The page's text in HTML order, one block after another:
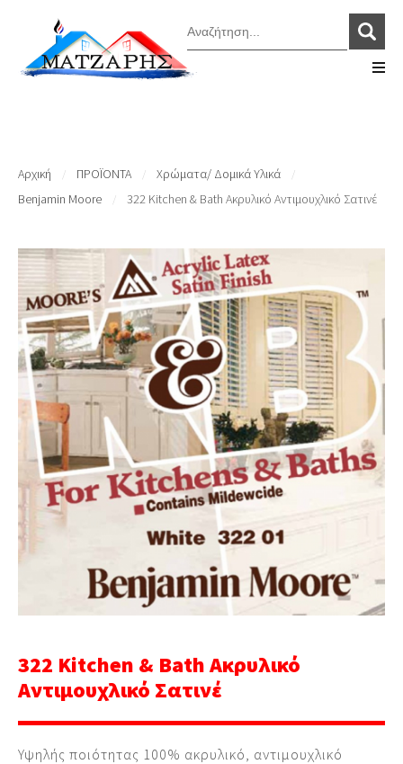
Αρχική ΠΡΟΪΟΝΤΑ Χρώματα/ Δομικά Υλικά
Benjamin Moore 322 Kitchen & Bath Ακρυλικό Αντιμουχλικό Σατινέ
322 Kitchen & Bath Ακρυλικό
Αντιμουχλικό Σατινέ
Υψηλής ποιότητας 100% ακρυλικό, αντιμουχλικό